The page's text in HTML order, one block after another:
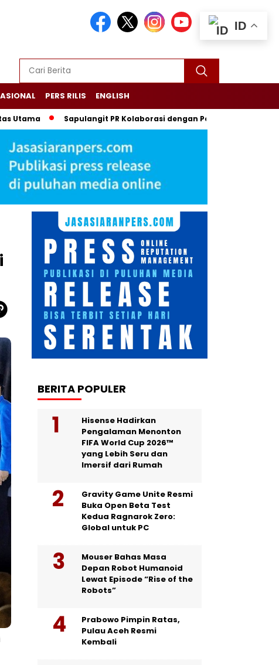
PERS RILIS ENGLISH
Sapulangit PR Kolaborasi dengan Persrilis.com Berikan Jasa
BERITA POPULER
Hisense Hadirkan
Pengalaman Menonton
FIFA World Cup 2026™
yang Lebih Seru dan
Imersif dari Rumah
Gravity Game Unite Resmi
Buka Open Beta Test
Kedua Ragnarok Zero:
Global untuk PC
Mouser Bahas Masa
Depan Robot Humanoid
Lewat Episode “Rise of the
Robots”
Prabowo Pimpin Ratas,
Pulau Aceh Resmi
Kembali
ID